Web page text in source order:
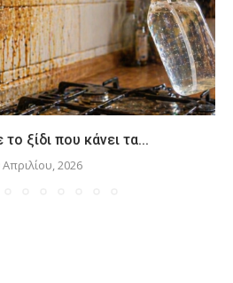
ξίδι που κάνει τα...
Απριλίου, 2026